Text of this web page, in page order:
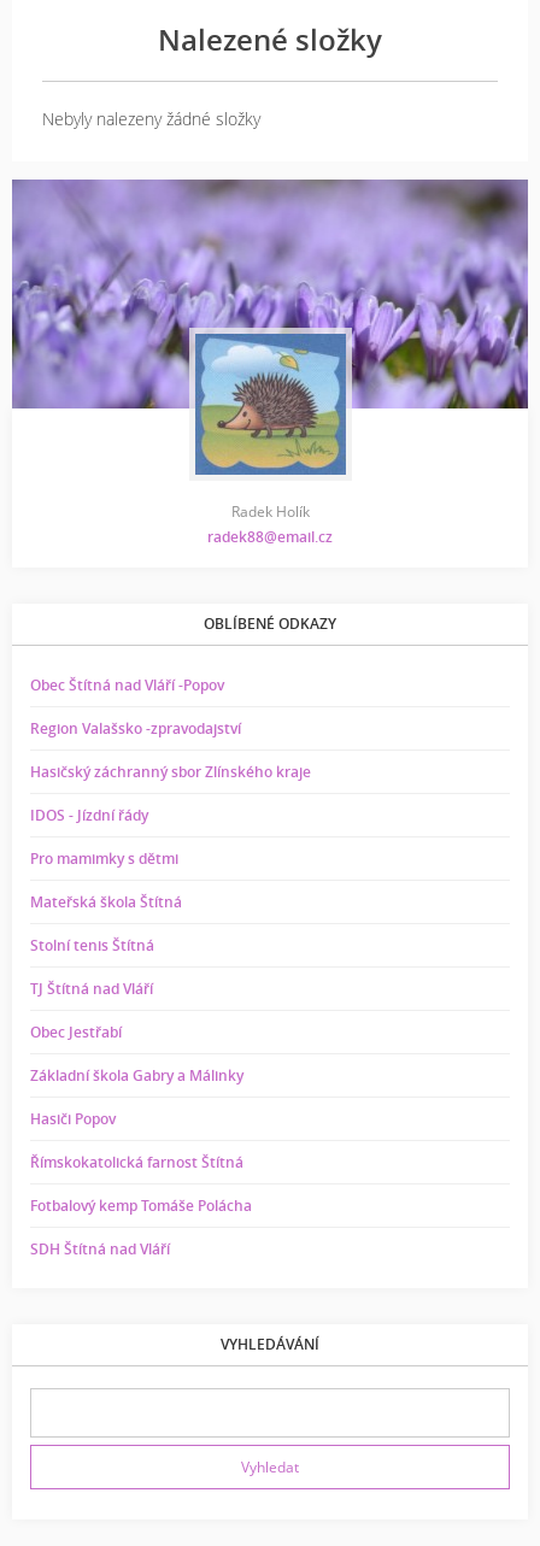
Nalezené složky
Nebyly nalezeny žádné složky
Radek Holík
radek88@email.cz
OBLÍBENÉ ODKAZY
Obec Štítná nad Vláří -Popov
Region Valašsko -zpravodajství
Hasičský záchranný sbor Zlínského kraje
IDOS - Jízdní řády
Pro mamimky s dětmi
Mateřská škola Štítná
Stolní tenis Štítná
TJ Štítná nad Vláří
Obec Jestřabí
Základní škola Gabry a Málinky
Hasiči Popov
Římskokatolická farnost Štítná
Fotbalový kemp Tomáše Polácha
SDH Štítná nad Vláří
VYHLEDÁVÁNÍ